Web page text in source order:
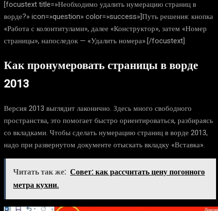
[focustext title=»Необходимо удалить нумерацию страниц в
ворде?» icon=»question» color=»success»]Путь решения: кнопка
«Работа с колонтитулами», далее «Конструктор», затем «Номер
страницы», напоследок — «Удалить номера».[/focustext]
Как пронумеровать страницы в ворде
2013
Версия 2013 выглядит лаконично. Здесь много свободного
пространства, это помогает быстро ориентироваться, разбираясь
со вкладками. Чтобы сделать нумерацию страниц в ворде 2013,
надо при развернутом документе отыскать вкладку «Вставка».
Читать так же: Совет: как рассчитать цену погонного
метра кухни.